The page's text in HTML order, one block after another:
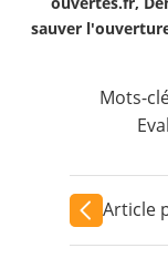
sauver
Mots-
Article